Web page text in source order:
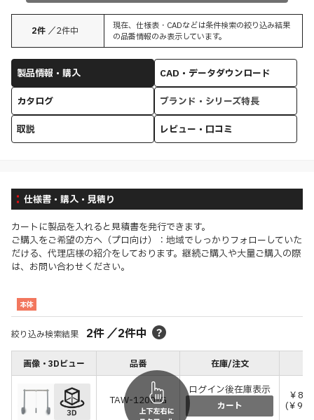
2件 ／2件中
現在、仕様表・CADなどは条件検索の絞り込み結果
の品番情報のみ表示しています。
製品情報・購入
CAD・データダウンロード
カタログ
ブランド・シリーズ特長
取説
レビュー・口コミ
仕様書・購入・見積り
カートに製品を入れると見積書を発行できます。
ご購入をご希望の方へ（プロ向け）：地域でしっかりフォローしていた
だける、代理店様の紹介をしております。継続ご購入や大量ご購入の際
は、お問い合わせください。
本体
絞り込み検索結果 2件／2件中
画像・3Dビュー 品番 在庫/注文
TAW-1200-G
ログイン後在庫表示
カート
￥
(￥